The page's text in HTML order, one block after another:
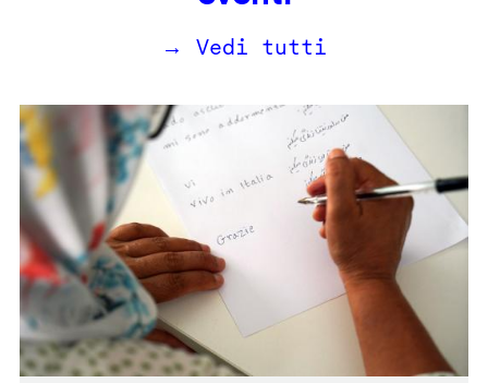
→ Vedi tutti